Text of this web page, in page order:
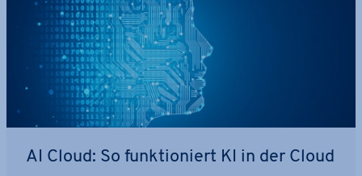
AI Cloud: So funk­tio­niert KI in der Cloud